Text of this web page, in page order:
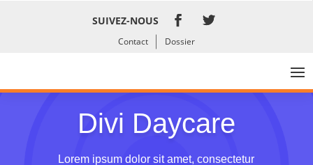
SUIVEZ-NOUS
Contact Dossier
Divi Daycare
Lorem ipsum dolor sit amet, consectetur